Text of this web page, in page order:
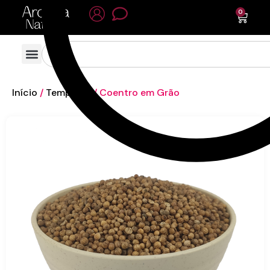
0
Início / Temperos / Coentro em Grão